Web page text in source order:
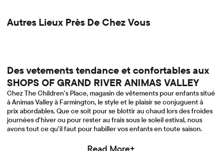
Autres Lieux Près De Chez Vous
Des vetements tendance et confortables aux
SHOPS OF GRAND RIVER ANIMAS VALLEY
Chez The Children's Place, magasin de vêtements pour enfants situé
à Animas Valley à Farmington, le style et le plaisir se conjuguent à
prix abordables. Que ce soit pour se blottir au chaud lors des froides
journées d'hiver ou pour rester au frais sous le soleil estival, nous
avons tout ce qu'il faut pour habiller vos enfants en toute saison.